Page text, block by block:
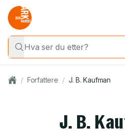
/ Forfattere / J. B. Kaufman
J. B.